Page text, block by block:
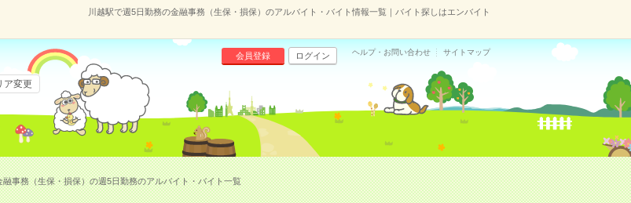
川越駅で週5日勤務の金融事務（生保・損保）のアルバイト・バイト情報一覧｜バイト探しはエンバイト
会員登録 ログイン ヘルプ・お問い合わせ サイトマップ
ア変更
融事務（生保・損保）の週5日勤務のアルバイト・バイト一覧